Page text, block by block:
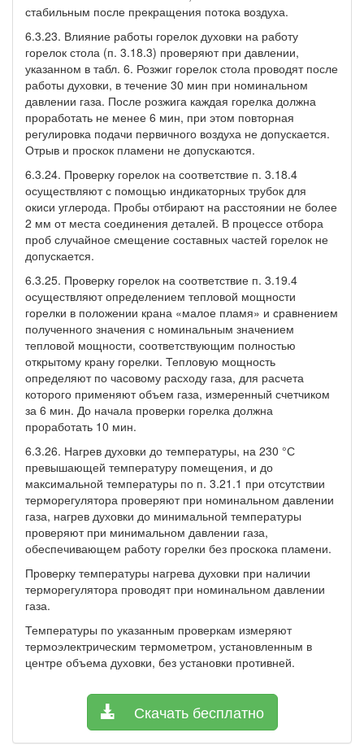
стабильным после прекращения потока воздуха.
6.3.23. Влияние работы горелок духовки на работу
горелок стола (п. 3.18.3) проверяют при давлении,
указанном в табл. 6. Розжиг горелок стола проводят после
работы духовки, в течение 30 мин при номинальном
давлении газа. После розжига каждая горелка должна
проработать не менее 6 мин, при этом повторная
регулировка подачи первичного воздуха не допускается.
Отрыв и проскок пламени не допускаются.
6.3.24. Проверку горелок на соответствие п. 3.18.4
осуществляют с помощью индикаторных трубок для
окиси углерода. Пробы отбирают на расстоянии не более
2 мм от места соединения деталей. В процессе отбора
проб случайное смещение составных частей горелок не
допускается.
6.3.25. Проверку горелок на соответствие п. 3.19.4
осуществляют определением тепловой мощности
горелки в положении крана «малое пламя» и сравнением
полученного значения с номинальным значением
тепловой мощности, соответствующим полностью
открытому крану горелки. Тепловую мощность
определяют по часовому расходу газа, для расчета
которого применяют объем газа, измеренный счетчиком
за 6 мин. До начала проверки горелка должна
проработать 10 мин.
6.3.26. Нагрев духовки до температуры, на 230 °С
превышающей температуру помещения, и до
максимальной температуры по п. 3.21.1 при отсутствии
терморегулятора проверяют при номинальном давлении
газа, нагрев духовки до минимальной температуры
проверяют при минимальном давлении газа,
обеспечивающем работу горелки без проскока пламени.
Проверку температуры нагрева духовки при наличии
терморегулятора проводят при номинальном давлении
газа.
Температуры по указанным проверкам измеряют
термоэлектрическим термометром, установленным в
центре объема духовки, без установки противней.
Скачать бесплатно